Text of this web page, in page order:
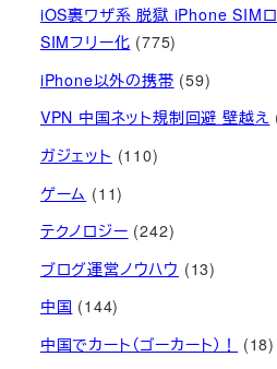
iOS裏ワザ系 脱獄 iPhone SIMロ
SIMフリー化 (775)
iPhone以外の携帯 (59)
VPN 中国ネット規制回避 壁越え
ガジェット (110)
ゲーム (11)
テクノロジー (242)
ブログ運営ノウハウ (13)
中国 (144)
中国でカート（ゴーカート）！
(18)